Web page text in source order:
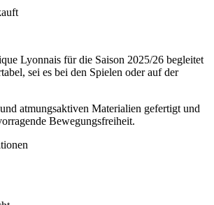
Lyonnais für die Saison 2025/26 begleitet
sei es bei den Spielen oder auf der
atmungsaktiven Materialien gefertigt und
Bewegungsfreiheit.